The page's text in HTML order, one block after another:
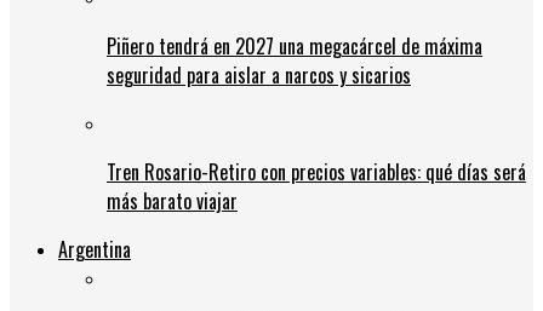
Piñero tendrá en 2027 una megacárcel de máxima
seguridad para aislar a narcos y sicarios
Tren Rosario-Retiro con precios variables: qué días será
más barato viajar
Argentina